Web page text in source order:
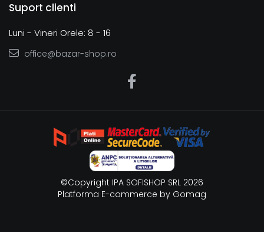
Suport clienti
Luni - Vineri Orele: 8 - 16
office@bazar-shop.ro
©Copyright IPA SOFISHOP SRL 2026
Platforma E-commerce by Gomag